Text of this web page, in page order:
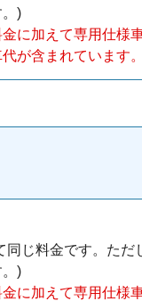
)
に加えて専用仕様
が含まれています
じ料金です。た
)
に加えて専用仕様